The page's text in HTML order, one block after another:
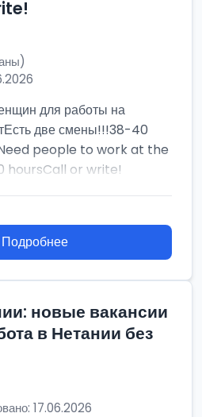
для работы на
две смены!!!38-40
people to work at the
or write!
Подробнее
новые вакансии
в Нетании без
17.06.2026